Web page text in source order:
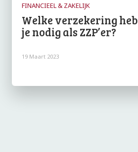
FINANCIEEL & ZAKELIJK
Welke verzekering heb
je nodig als ZZP’er?
19 Maart 2023